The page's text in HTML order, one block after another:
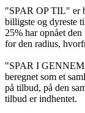
"SPAR OP TIL" er
billigste og dyreste
25% har opnået
for den radius,
"SPAR I
beregnet som et
på tilbud, på den
tilbud er indhentet.